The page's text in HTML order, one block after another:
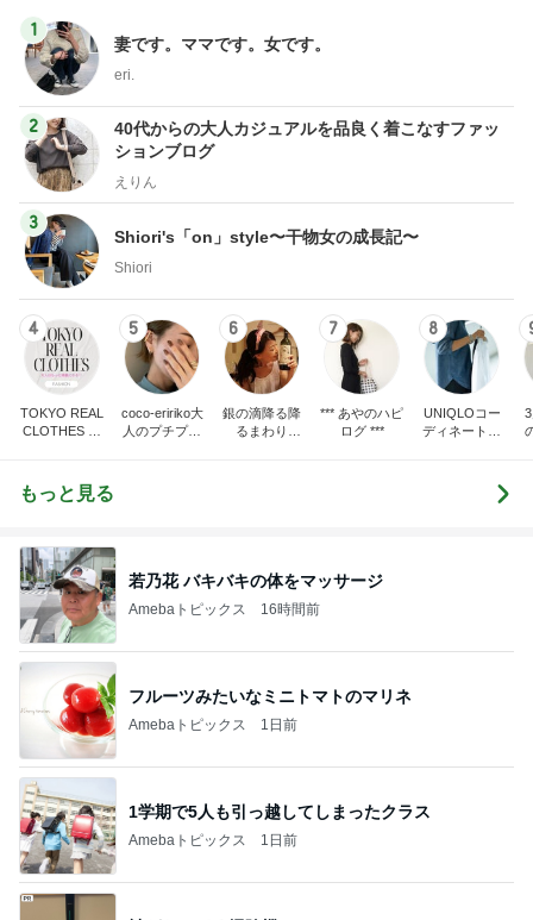
1
妻です。ママです。女です。
eri.
2
40代からの大人カジュアルを品良く着こなすファッ
ションブログ
えりん
3
Shiori's「on」style〜干物女の成長記〜
Shiori
4
TOKYO REAL
CLOTHES 大
5
coco-eririko大
人のプチプラ
6
銀の滴降る降
るまわり
7
*** あやのハピ
ログ ***
8
UNIQLOコー
ディネート日
もっと見る
若乃花 バキバキの体をマッサージ
Amebaトピックス 16時間前
フルーツみたいなミニトマトのマリネ
Amebaトピックス 1日前
1学期で5人も引っ越してしまったクラス
Amebaトピックス 1日前